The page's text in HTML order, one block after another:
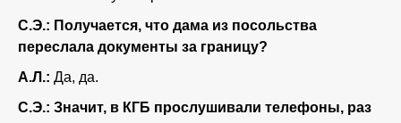
С.Э.: Получается, что дама из посольства
переслала документы за границу?
А.Л.: Да, да.
С.Э.: Значит, в КГБ прослушивали телефоны, раз